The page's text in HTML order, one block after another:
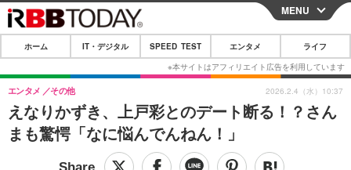
CLOSE
ホーム
IT・デジタル
IT・デジタルTOP スマートフォン
ネタ
SPEED TEST
MENU
ホーム IT・デジタル SPEED TEST エンタメ ライフ
えなりかずき、上戸彩とのデート断る！？さん
まも驚愕「なに悩んでんねん！」
エンタメ その他 2026.2.4（水）10:37